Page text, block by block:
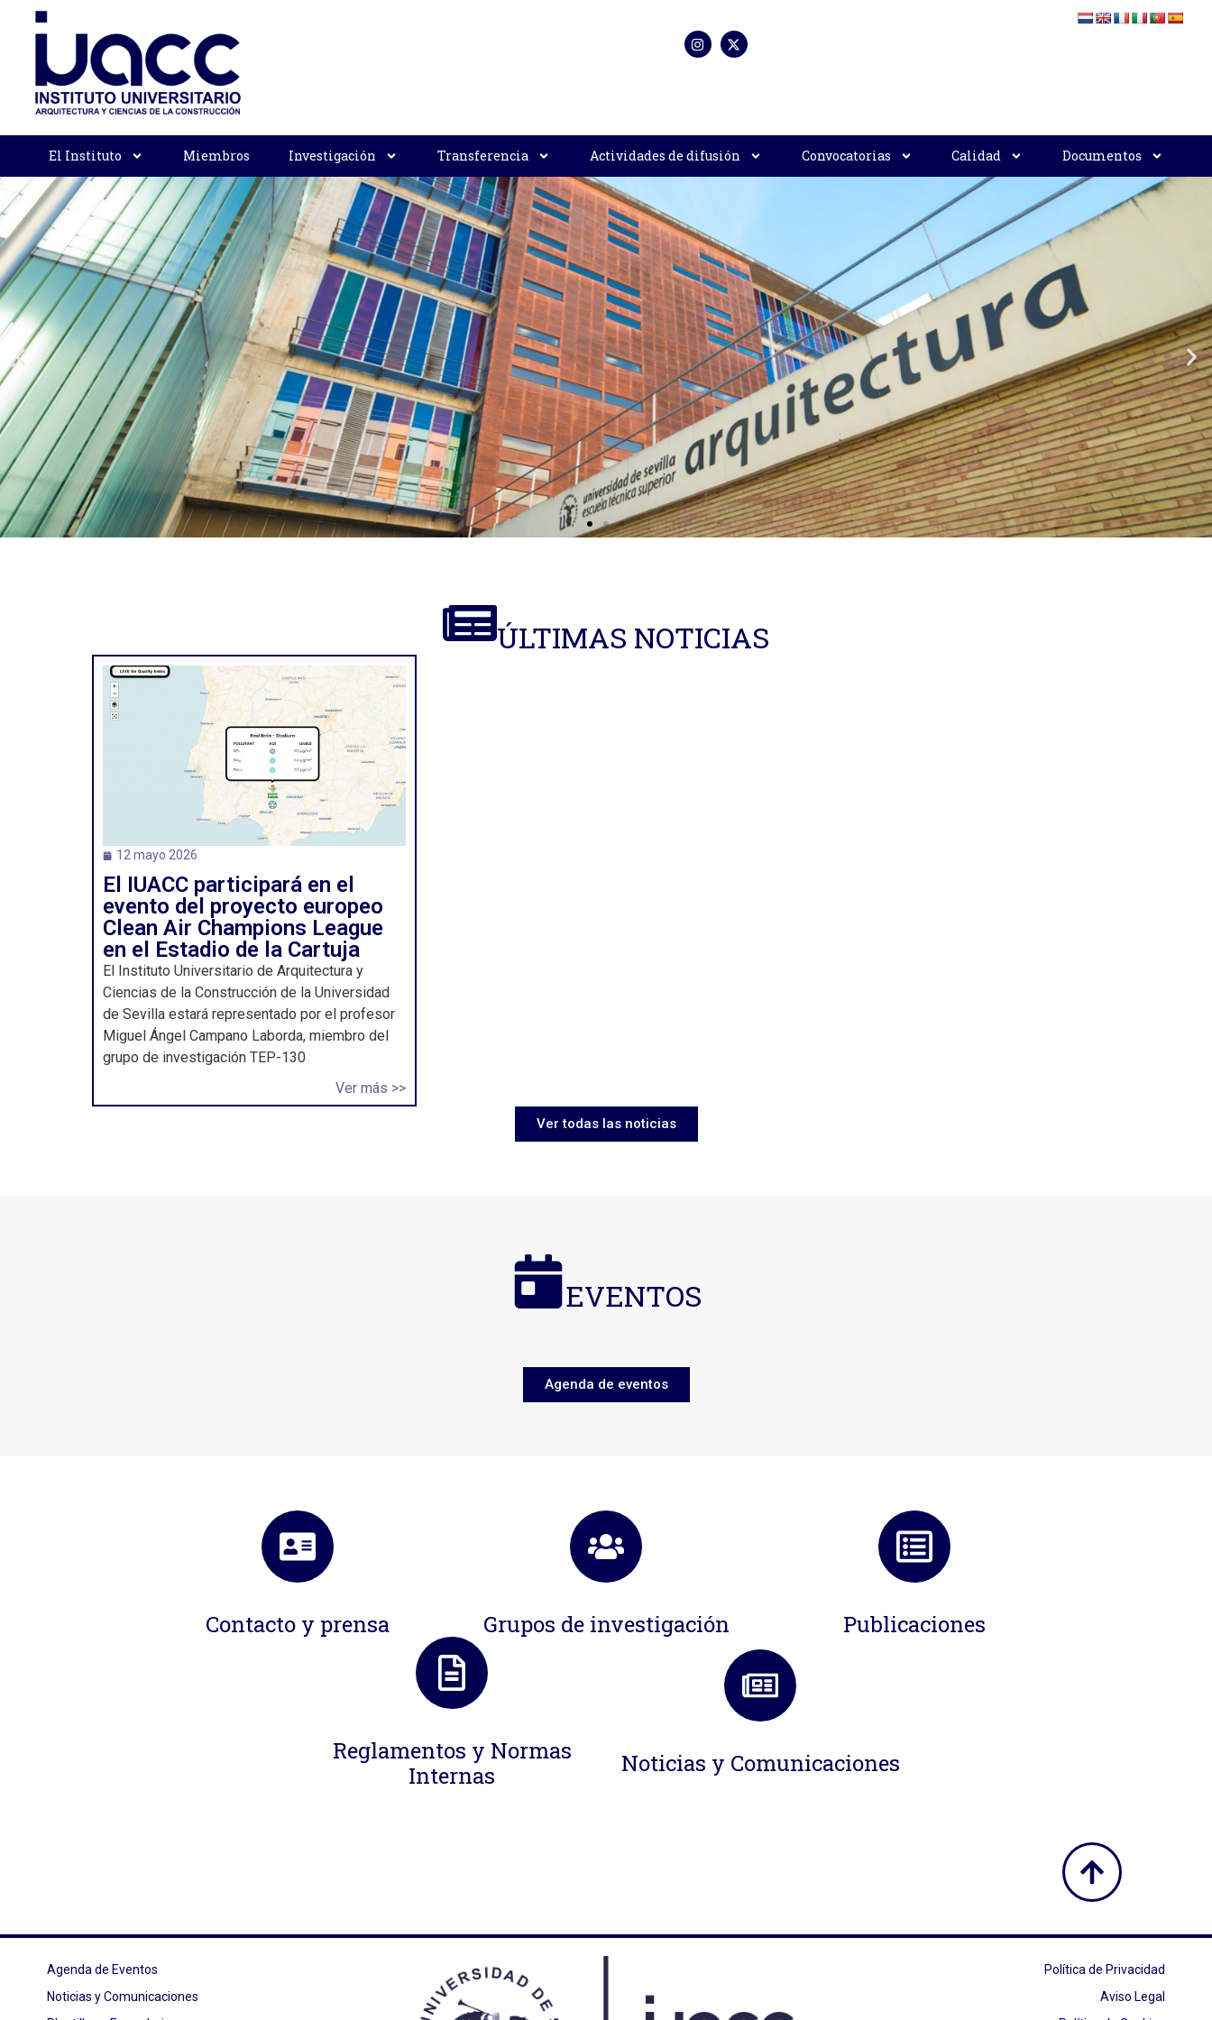
El Instituto Miembros Investigación Transferencia Actividades de difusión Convocatorias Calidad Documentos
ÚLTIMAS NOTICIAS
12 mayo 2026
El IUACC participará en el
evento del proyecto europeo
Clean Air Champions League
en el Estadio de la Cartuja
El Instituto Universitario de Arquitectura y
Ciencias de la Construcción de la Universidad
de Sevilla estará representado por el profesor
Miguel Ángel Campano Laborda, miembro del
grupo de investigación TEP-130
Ver más >>
Ver todas las noticias
EVENTOS
Agenda de eventos
Contacto y prensa Grupos de investigación Publicaciones
Reglamentos y Normas
Internas
Noticias y Comunicaciones
Agenda de Eventos
Noticias y Comunicaciones
Política de Privacidad
Aviso Legal